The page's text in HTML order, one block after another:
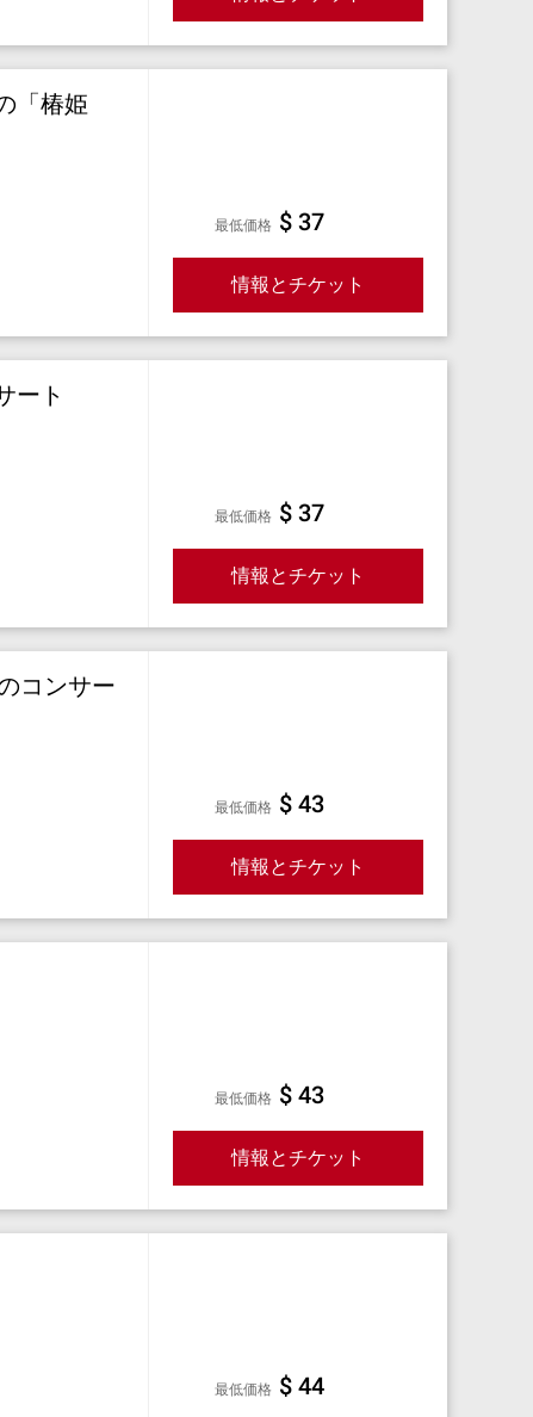
「椿姫
最低価格 $ 37
情報とチケット
ート
最低価格 $ 37
情報とチケット
コンサー
最低価格 $ 43
情報とチケット
最低価格 $ 43
情報とチケット
最低価格 $ 44